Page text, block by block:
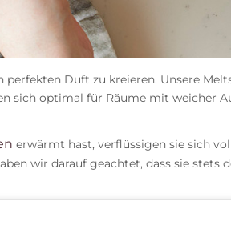
Duft zu kreieren. Unsere
sich optimal für Räume mit weicher
erwärmt hast, verflüssigen sie sich
wir darauf geachtet, dass sie stets